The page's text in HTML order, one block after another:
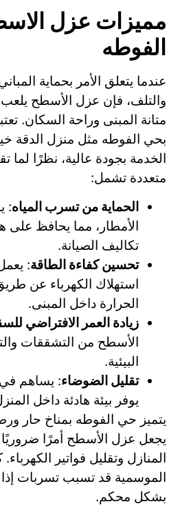
مميزات عزل
الفوطه
عندما يتعلق الأمر بحماية
والتلف، فإن عزل الأسطح
متانة المبنى وراحة السكان.
بحي الفوطه مثل منزل الدقة
الخدمة بجودة عالية، نظرًا لما
متعددة تشمل:
الحماية من تسرب المياه:
الأمطار، مما يحافظ على
تكاليف الصيانة.
تحسين كفاءة الطاقة:
استهلاك الكهرباء عن
الحرارة داخل المبنى.
زيادة العمر الافتراضي
الأسطح من التشققات
البيئية.
تقليل الضوضاء: يساهم
يوفر بيئة هادئة داخل
يتميز حي الفوطه بمناخ حار
يجعل عزل الأسطح أمرًا
المنازل وتقليل فواتير الكهرباء.
الموسمية قد تسبب تسربات
بشكل محكم.